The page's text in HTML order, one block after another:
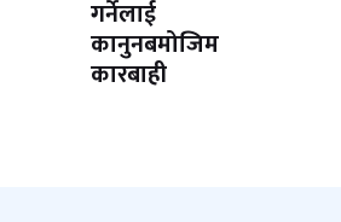
गर्नेलाई
कानुनबमोजिम
कारबाही